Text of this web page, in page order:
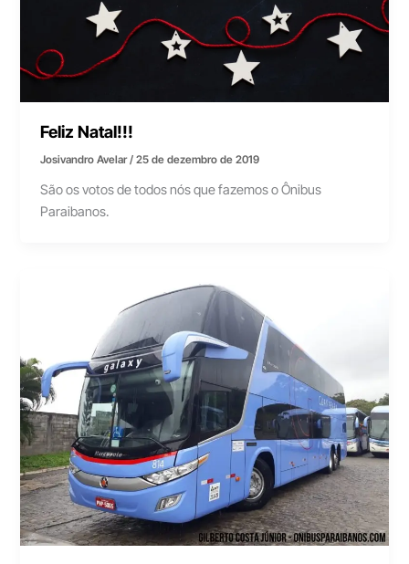
Feliz Natal!!!
Josivandro Avelar/25 de dezembro de 2019
São os votos de todos nós que fazemos o Ônibus
Paraibanos.